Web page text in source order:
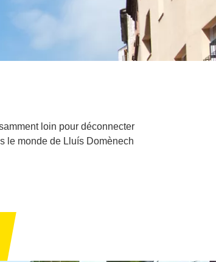
loin pour déconnecter
le monde de Lluís Domènech